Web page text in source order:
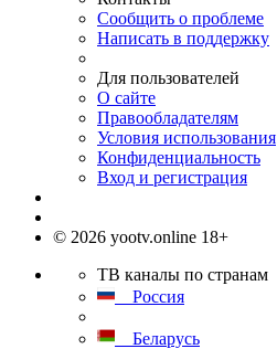
Сообщить о проблеме
Написать в поддержку
Для пользователей
О сайте
Правообладателям
Условия использования
Конфиденциальность
Вход и регистрация
© 2026 yootv.online 18+
ТВ каналы по странам
Россия
Беларусь